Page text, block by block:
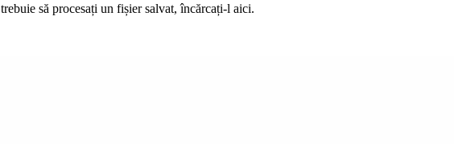
să procesați un fișier salvat, încărcați-l aici.